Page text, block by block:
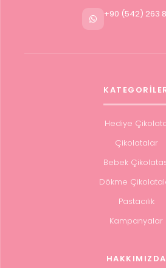
+90 (542) 263
Hediye
Çikolatalar
Bebek
Dökme
Pastacılık
Kampanyalar
HAKKIMIZDA